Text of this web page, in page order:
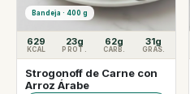
Bandeja · 400 g
629
KCAL
23g
PROT.
62g
CARB.
31g
GRAS.
Strogonoff de Carne con
Arroz Árabe